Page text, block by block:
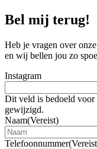
Bel mij terug!
Heb je vragen over
en wij bellen jou zo
Instagram
Dit veld is bedoeld voor
gewijzigd.
Naam(Vereist)
Telefoonnummer